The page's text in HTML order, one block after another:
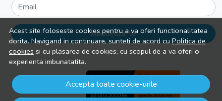
Acest site foloseste cookies pentru a va oferi functionalitatea
dorita. Navigand in continuare, sunteti de acord cuPolitica de
cookies si cu plasarea de cookies, cu scopul de a va oferi o
experienta imbunatatita.
Accepta toate cookie-urile
Email
Aboneaza-te